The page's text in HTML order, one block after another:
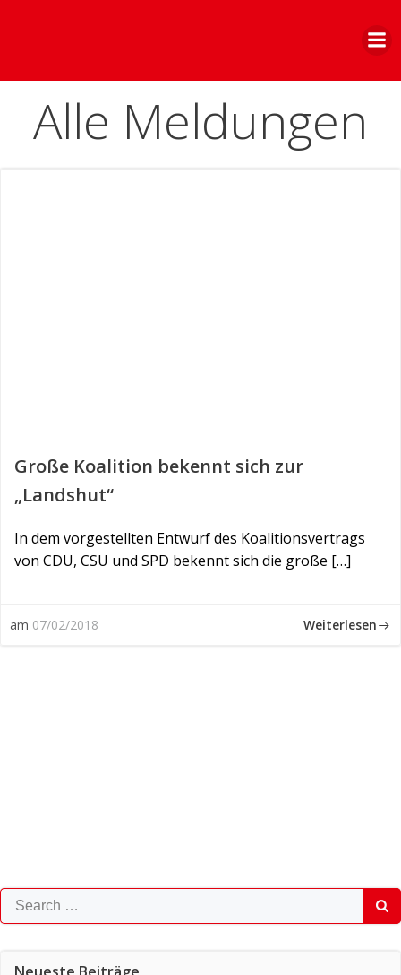
Alle Meldungen
Große Koalition bekennt sich zur
„Landshut“
In dem vorgestellten Entwurf des Koalitionsvertrags
von CDU, CSU und SPD bekennt sich die große […]
am 07/02/2018 Weiterlesen
Search
for: